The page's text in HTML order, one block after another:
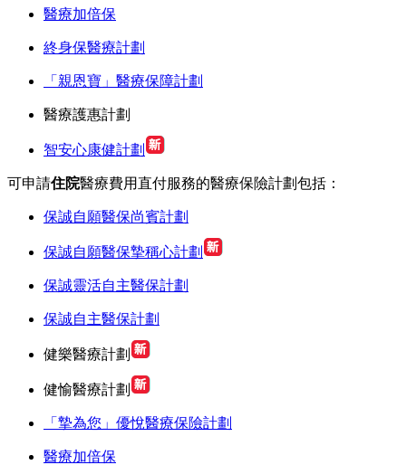
醫療加倍保
終身保醫療計劃
「親恩寶」醫療保障計劃
醫療護惠計劃
智安心康健計劃
可申請住院醫療費用直付服務的醫療保險計劃包括：
保誠自願醫保尚賓計劃
保誠自願醫保摯稱心計劃
保誠靈活自主醫保計劃
保誠自主醫保計劃
健樂醫療計劃
健愉醫療計劃
「摯為您」優悅醫療保險計劃
醫療加倍保